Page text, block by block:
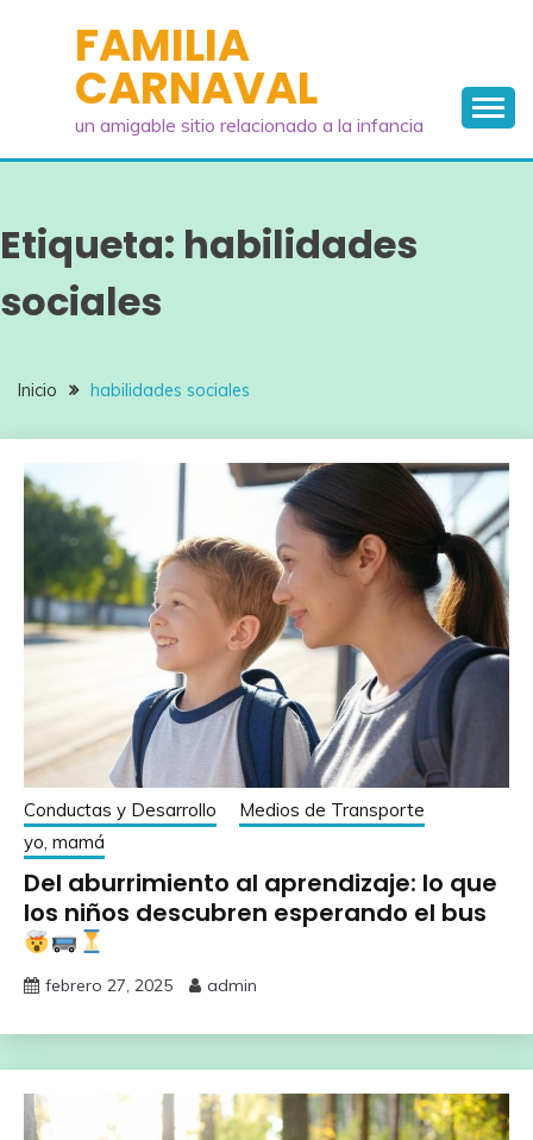
contenidoFAMILIA
CARNAVAL
un amigable sitio relacionado a la infancia
Etiqueta: habilidades
sociales
Inicio habilidades sociales
Conductas y Desarrollo
Medios de Transporte
yo, mamá
Del aburrimiento al aprendizaje: lo que
los niños descubren esperando el bus
febrero 27, 2025 admin